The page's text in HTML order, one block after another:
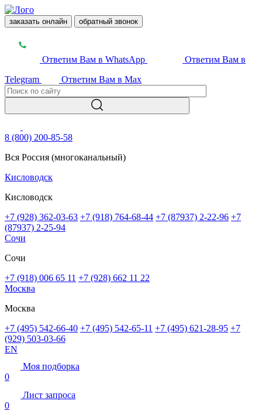
заказать онлайн обратный звонок
Ответим Вам в WhatsApp
Ответим Вам в
Telegram
Ответим Вам в Max
8 (800) 200-85-58
Вся Россия (многоканальный)
Кисловодск
Кисловодск
+7 (928) 362-03-63 +7 (918) 764-68-44 +7 (87937) 2-22-96 +7
(87937) 2-25-94
Сочи
Сочи
+7 (918) 006 65 11 +7 (928) 662 11 22
Москва
Москва
+7 (495) 542-66-40 +7 (495) 542-65-11 +7 (495) 621-28-95 +7
(929) 503-03-66
EN
Моя подборка
0
Лист запроса
0